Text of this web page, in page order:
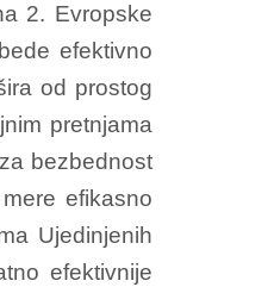
2. Evropske
efektivno
od prostog
pretnjama
bezbednost
efikasno
Ujedinjenih
efektivnije